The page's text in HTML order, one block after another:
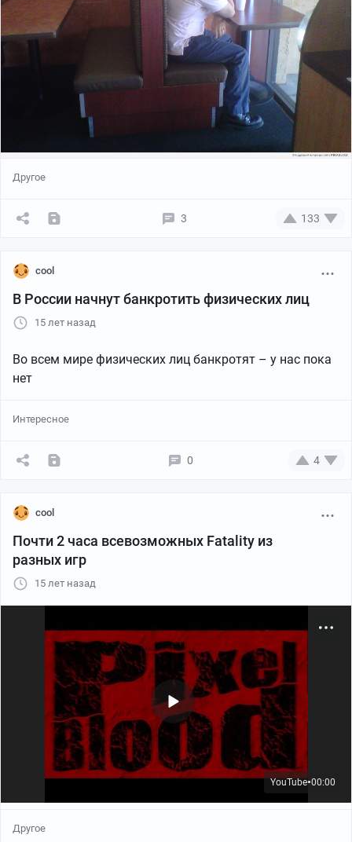
Другое
3 133
cool
В России начнут банкротить физических лиц
15 лет назад
Во всем мире физических лиц банкротят – у нас пока
нет
Интересное
0 4
cool
Почти 2 часа всевозможных Fatality из
разных игр
15 лет назад
YouTube●00:00
Другое